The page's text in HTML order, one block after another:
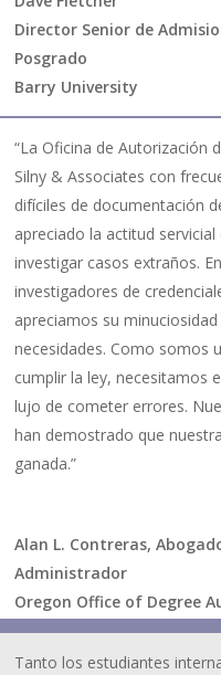
Director Senior de
Posgrado
Barry University
“La Oficina de Autorización
Silny & Associates con
difíciles de documentación
apreciado la actitud
investigar casos extraños.
investigadores de
apreciamos su
necesidades. Como somos
cumplir la ley, necesitamos
lujo de cometer errores.
han demostrado que
ganada.”
Alan L. Contreras,
Administrador
Oregon Office of Degree
Tanto los estudiantes